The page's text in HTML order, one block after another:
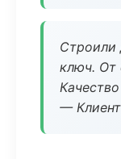
Строили
ключ. От
—